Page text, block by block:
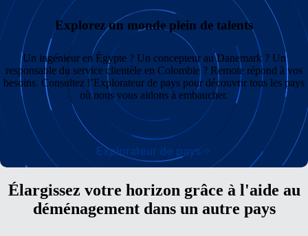
Explorez un monde plein de talents
Un ingénieur en Égypte ? Un concepteur au Danemark ? Un
responsable du service clientèle en Colombie ? Remote répond à vos
besoins. Consultez l’Explorateur de pays pour découvrir tous les pays
où nous vous aidons à embaucher.
Explorateur de pays
Élargissez votre horizon grâce à l'aide au
déménagement dans un autre pays